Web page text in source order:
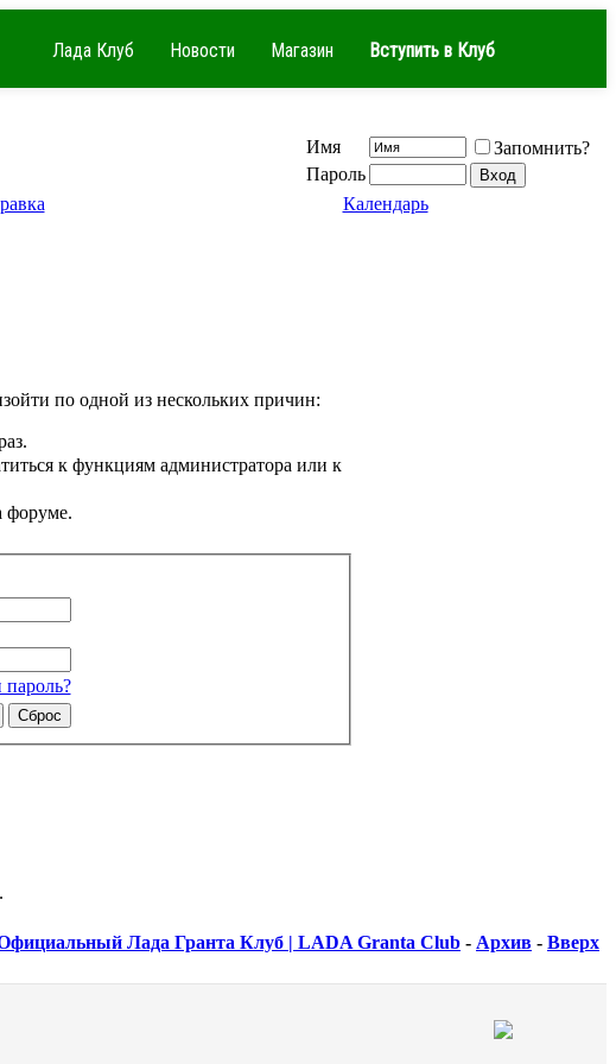
Лада Клуб Новости Магазин Вступить в Клуб
Имя
Запомнить?
Пароль
Календарь
по одной из нескольких причин:
к функциям администратора или к
форуме.
Лада Гранта Клуб | LADA Granta Club - Архив - Вверх